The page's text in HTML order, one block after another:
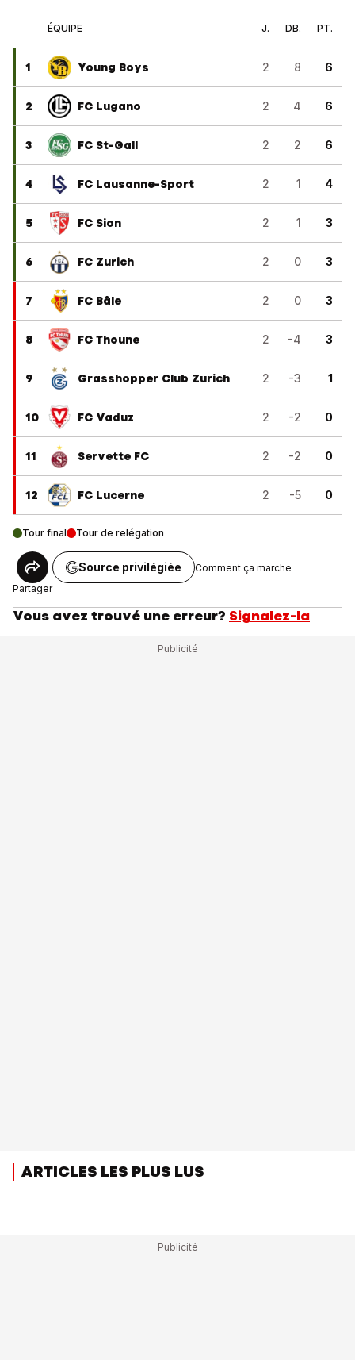
ÉQUIPE J. DB. PT.
1 Young Boys 2 8 6
2 FC Lugano 2 4 6
3 FC St-Gall 2 2 6
4 FC Lausanne-Sport 2 1 4
5 FC Sion 2 1 3
6 FC Zurich 2 0 3
7 FC Bâle 2 0 3
8 FC Thoune 2 -4 3
9 Grasshopper Club Zurich 2 -3 1
10 FC Vaduz 2 -2 0
11 Servette FC 2 -2 0
12 FC Lucerne 2 -5 0
Tour final Tour de relégation
Partager
Source privilégiée Comment ça marche
Vous avez trouvé une erreur? Signalez-la
ARTICLES LES PLUS LUS